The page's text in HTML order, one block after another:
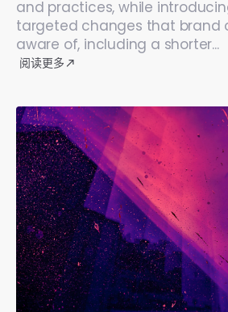
and practices, while
targeted changes that brand
aware of, including a shorter...
阅读更多